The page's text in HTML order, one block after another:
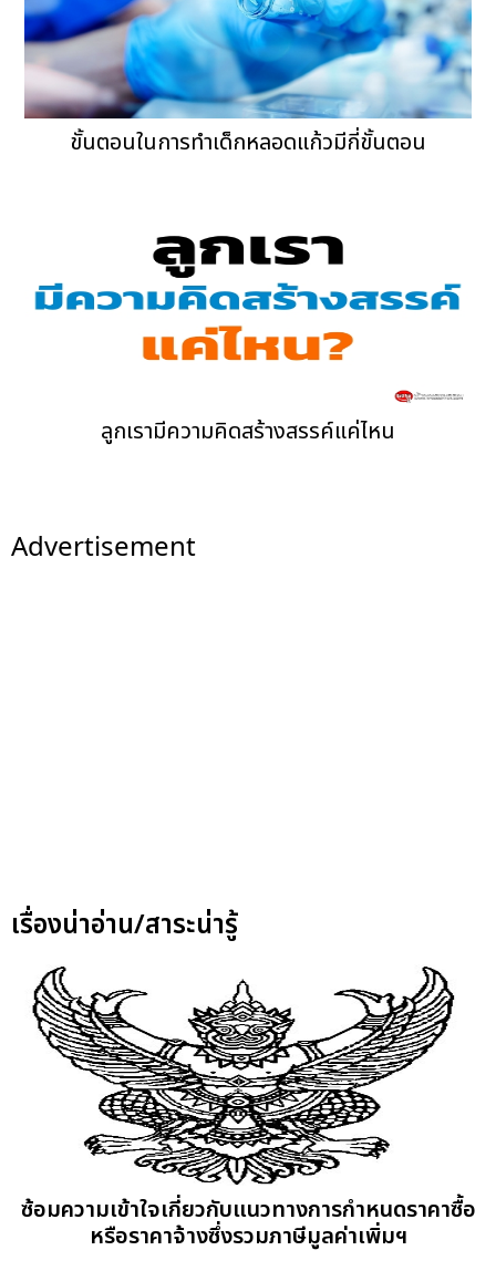
ขั้นตอนในการทำเด็กหลอดแก้วมีกี่ขั้นตอน
ลูกเรามีความคิดสร้างสรรค์แค่ไหน
Advertisement
เรื่องน่าอ่าน/สาระน่ารู้
ซ้อมความเข้าใจเกี่ยวกับแนวทางการกำหนดราคาซื้อ
หรือราคาจ้างซึ่งรวมภาษีมูลค่าเพิ่มฯ